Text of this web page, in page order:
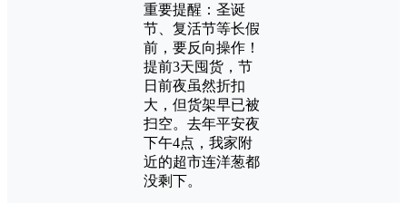
重要提醒：圣诞
节、复活节等长假
前，要反向操作！
提前3天囤货，节
日前夜虽然折扣
大，但货架早已被
扫空。去年平安夜
下午4点，我家附
近的超市连洋葱都
没剩下。